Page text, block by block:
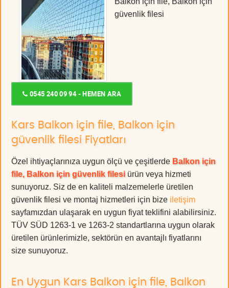
güvenlik filesi
0545 240 09 94 - HEMEN ARA
Kars Balkon için file, Balkon için
güvenlik filesi Fiyatları
Özel ihtiyaçlarınıza uygun ölçü ve çeşitlerde Balkon için
file, Balkon için güvenlik filesi ürün veya hizmeti
sunuyoruz. Siz de en kaliteli malzemelerle üretilen
güvenlik filesi ve montaj hizmetleri için bize iletişim
sayfamızdan ulaşarak en uygun fiyat teklifini alabilirsiniz.
TÜV SÜD 1263-1 ve 1263-2 standartlarına uygun olarak
üretilen ürünlerimizle, sektörün en avantajlı fiyatlarını
size sunuyoruz.
En Uygun Kars Balkon için file, Balkon